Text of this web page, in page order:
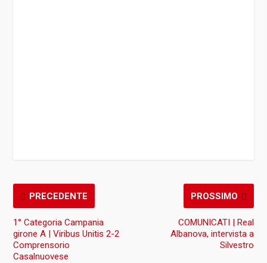
PRECEDENTE
1° Categoria Campania
girone A | Viribus Unitis 2-2
Comprensorio
Casalnuovese
PROSSIMO
COMUNICATI | Real
Albanova, intervista a
Silvestro